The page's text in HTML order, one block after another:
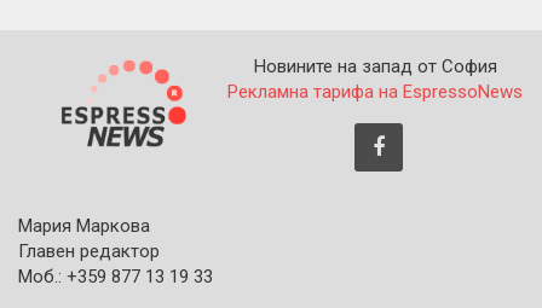
Новините на запад от София
Рекламна тарифа на EspressoNews
Мария Маркова
Главен редактор
Моб.: +359 877 13 19 33